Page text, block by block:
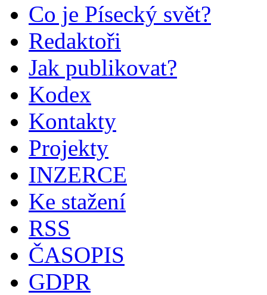
Co je Písecký svět?
Redaktoři
Jak publikovat?
Kodex
Kontakty
Projekty
INZERCE
Ke stažení
RSS
ČASOPIS
GDPR